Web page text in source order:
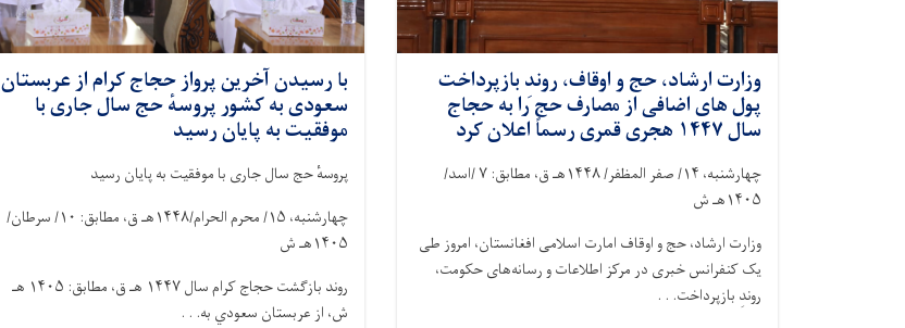
وزارت ارشاد، حج و اوقاف، روندِ بازپرداخت
پول ‌های اضافی از مصارف حج را به حجاج
سال ۱۴۴۷ هجری قمری رسماً اعلان کرد
چهارشنبه، ۱۴/ صفر المظفر/۱۴۴۸هـ ق، مطابق: ۷ / اسد/
۱۴۰۵هـ ش
وزارت ارشاد، حج و اوقاف امارت اسلامی افغانستان، امروز طی
یک کنفرانس خبری در مرکز اطلاعات و رسانه‌های حکومت،
روندِ بازپرداخت. . .
با رسیدن آخرین پرواز حجاج کرام از عربستان
سعودی به کشور پروسهٔ حج سال جاری با
موفقیت به پایان رسید
پروسهٔ حج سال جاری با موفقیت به پایان رسید
چهارشنبه، ۱۵/ محرم الحرام/۱۴۴۸هـ ق، مطابق: ۱۰/ سرطان/
۱۴۰۵هـ ش
روند بازگشت حجاج کرام سال۱۴۴۷ هـ ق، مطابق: ۱۴۰۵ هـ
ش، از عربستان سعودي به. . .